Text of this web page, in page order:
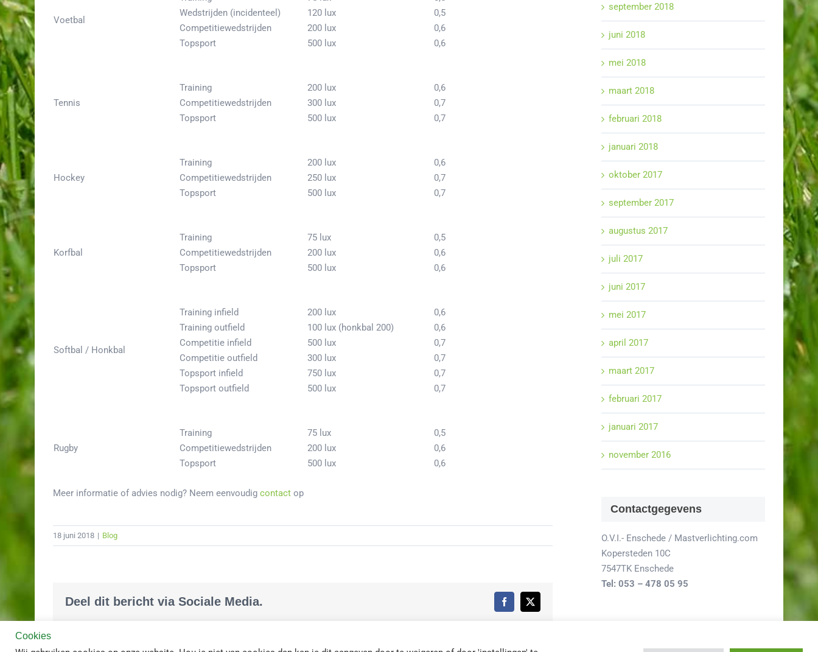
Voetbal
Wedstrijden (incidenteel)
Competitiewedstrijden
Topsport
120 lux
200 lux
500 lux
0,5
0,6
0,6
Tennis
Training
Competitiewedstrijden
Topsport
200 lux
300 lux
500 lux
0,6
0,7
0,7
Hockey
Training
Competitiewedstrijden
Topsport
200 lux
250 lux
500 lux
0,6
0,7
0,7
Korfbal
Training
Competitiewedstrijden
Topsport
75 lux
200 lux
500 lux
0,5
0,6
0,6
Softbal / Honkbal
Training infield
Training outfield
Competitie infield
Competitie outfield
Topsport infield
Topsport outfield
200 lux
100 lux (honkbal 200)
500 lux
300 lux
750 lux
500 lux
0,6
0,6
0,7
0,7
0,7
0,7
Rugby
Training
Competitiewedstrijden
Topsport
75 lux
200 lux
500 lux
0,5
0,6
0,6
Meer informatie of advies nodig? Neem eenvoudig contact op
18 juni 2018 | Blog
Deel dit bericht via Sociale Media. Facebook
X
september 2018
juni 2018
mei 2018
maart 2018
februari 2018
januari 2018
oktober 2017
september 2017
augustus 2017
juli 2017
juni 2017
mei 2017
april 2017
maart 2017
februari 2017
januari 2017
november 2016
Contactgegevens
O.V.I.- Enschede / Mastverlichting.com
Kopersteden 10C
7547TK Enschede
Tel: 053 – 478 05 95
Cookies